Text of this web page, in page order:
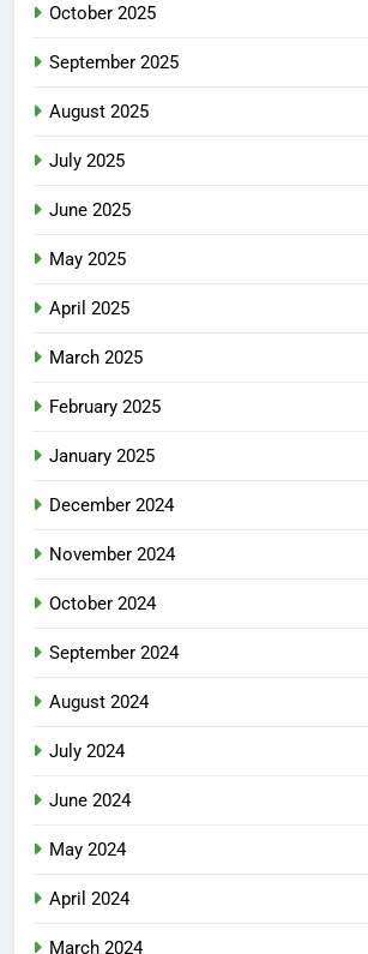
October 2025
September 2025
August 2025
July 2025
June 2025
May 2025
April 2025
March 2025
February 2025
January 2025
December 2024
November 2024
October 2024
September 2024
August 2024
July 2024
June 2024
May 2024
April 2024
March 2024